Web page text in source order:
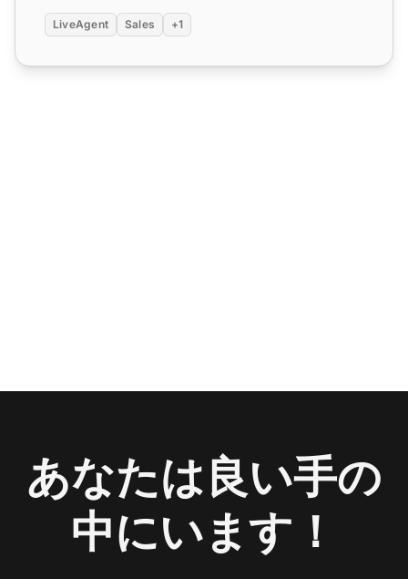
LiveAgent Sales +1
あなたは良い手の
中にいます！